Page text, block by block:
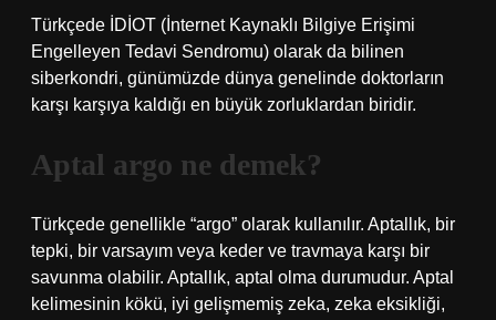
Türkçede İDİOT (İnternet Kaynaklı Bilgiye Erişimi
Engelleyen Tedavi Sendromu) olarak da bilinen
siberkondri, günümüzde dünya genelinde doktorların
karşı karşıya kaldığı en büyük zorluklardan biridir.
Aptal argo ne demek?
Türkçede genellikle “argo” olarak kullanılır. Aptallık, bir
tepki, bir varsayım veya keder ve travmaya karşı bir
savunma olabilir. Aptallık, aptal olma durumudur. Aptal
kelimesinin kökü, iyi gelişmemiş zeka, zeka eksikliği,